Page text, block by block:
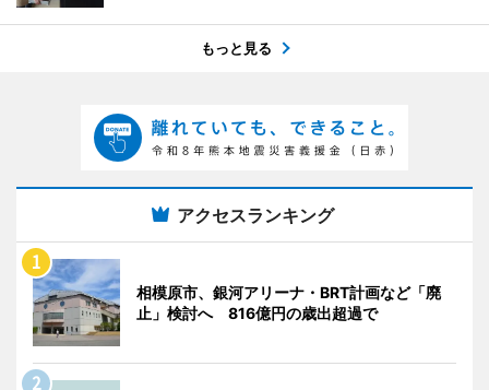
もっと見る
アクセスランキング
相模原市、銀河アリーナ・BRT計画など「廃
止」検討へ 816億円の歳出超過で